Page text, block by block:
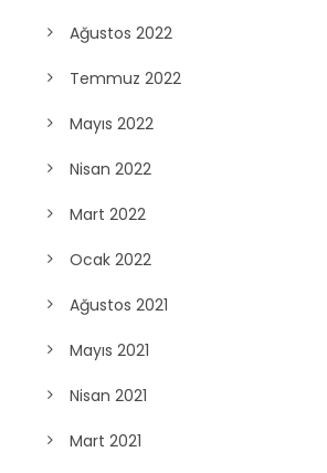
Ağustos 2022
Temmuz 2022
Mayıs 2022
Nisan 2022
Mart 2022
Ocak 2022
Ağustos 2021
Mayıs 2021
Nisan 2021
Mart 2021